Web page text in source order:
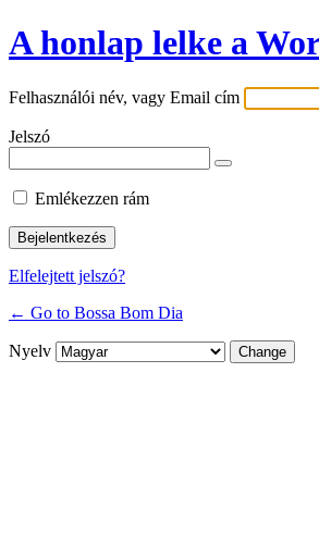
A honlap lelke a
Felhasználói név, vagy Email cím
Jelszó
Emlékezzen rám
Elfelejtett jelszó?
← Go to Bossa Bom Dia
Nyelv